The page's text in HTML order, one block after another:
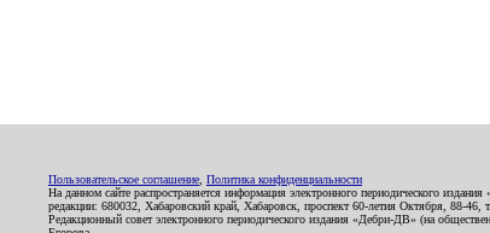
Пользовательское соглашение Политика конфиденциальности
На данном сайте распространяется информация электронного периодического
редакции: 680032, Хабаровский край, Хабаровск, проспект 60-летия Октября, 88-46,
Редакционный совет электронного периодического издания «Дебри-ДВ» (на